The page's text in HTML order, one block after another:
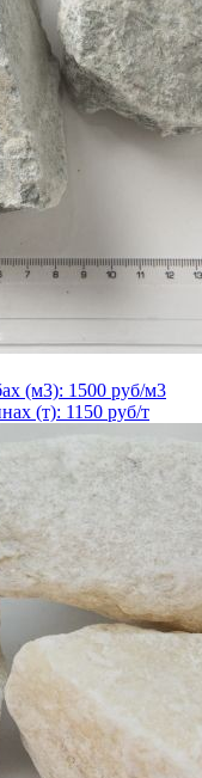
(м3): 1500 руб/м3
(т): 1150 руб/т